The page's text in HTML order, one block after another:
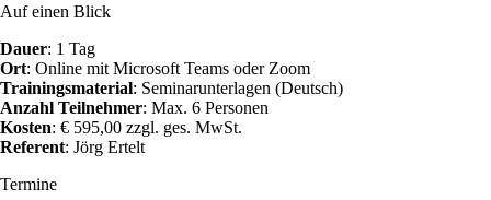
Auf einen Blick
Dauer: 1 Tag
Ort: Online mit Microsoft Teams oder Zoom
Trainingsmaterial: Seminarunterlagen (Deutsch)
Anzahl Teilnehmer: Max. 6 Personen
Kosten: € 595,00 zzgl. ges. MwSt.
Referent: Jörg Ertelt
Termine